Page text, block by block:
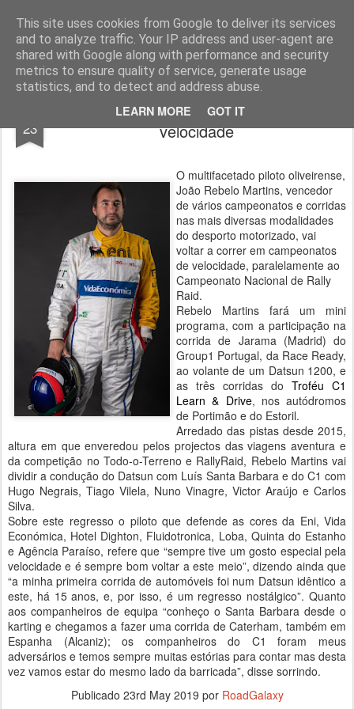
This site uses cookies from Google to deliver its services
and to analyze traffic. Your IP address and user-agent are
shared with Google along with performance and security
metrics to ensure quality of service, generate usage
statistics, and to detect and address abuse.
LEARN MORE GOT IT
ROADGALAXY - Media Center
23
João Rebelo Martins regressa à
velocidade
O multifacetado piloto oliveirense,
João Rebelo Martins, vencedor
de vários campeonatos e corridas
nas mais diversas modalidades
do desporto motorizado, vai
voltar a correr em campeonatos
de velocidade, paralelamente ao
Campeonato Nacional de Rally
Raid.
Rebelo Martins fará um mini
programa, com a participação na
corrida de Jarama (Madrid) do
Group1 Portugal, da Race Ready,
ao volante de um Datsun 1200, e
as três corridas do Troféu C1
Learn & Drive, nos autódromos
de Portimão e do Estoril.
Arredado das pistas desde 2015,
altura em que enveredou pelos projectos das viagens aventura e
da competição no Todo-o-Terreno e RallyRaid, Rebelo Martins vai
dividir a condução do Datsun com Luís Santa Barbara e do C1 com
Hugo Negrais, Tiago Vilela, Nuno Vinagre, Victor Araújo e Carlos
Silva.
Sobre este regresso o piloto que defende as cores da Eni, Vida
Económica, Hotel Dighton, Fluidotronica, Loba, Quinta do Estanho
e Agência Paraíso, refere que “sempre tive um gosto especial pela
velocidade e é sempre bom voltar a este meio”, dizendo ainda que
“a minha primeira corrida de automóveis foi num Datsun idêntico a
este, há 15 anos, e, por isso, é um regresso nostálgico”. Quanto
aos companheiros de equipa “conheço o Santa Barbara desde o
karting e chegamos a fazer uma corrida de Caterham, também em
Espanha (Alcaniz); os companheiros do C1 foram meus
adversários e temos sempre muitas estórias para contar mas desta
vez vamos estar do mesmo lado da barricada”, disse sorrindo.
Publicado 23rd May 2019 por RoadGalaxy